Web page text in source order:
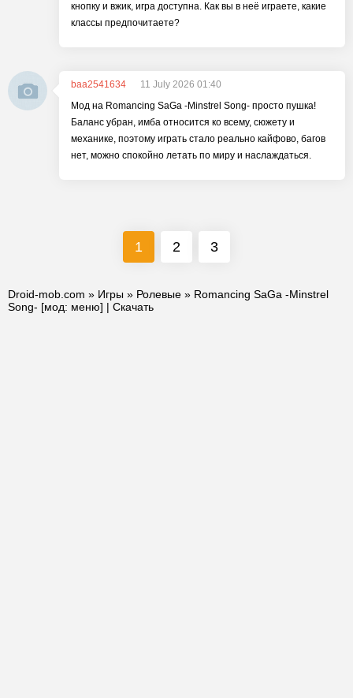
кнопку и вжик, игра доступна. Как вы в неё играете, какие
классы предпочитаете?
baa2541634
11 July 2026 01:40
Мод на Romancing SaGa -Minstrel Song- просто пушка!
Баланс убран, имба относится ко всему, сюжету и
механике, поэтому играть стало реально кайфово, багов
нет, можно спокойно летать по миру и наслаждаться.
1 2 3
Droid-mob.com » Игры » Ролевые » Romancing SaGa -Minstrel
Song- [мод: меню] | Скачать